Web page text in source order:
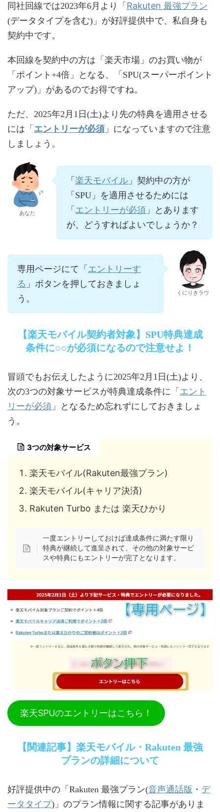
同社回線では2023年6月より「 Rakuten 最強プラン
(データタイプを含む)」が好評提供中で、私自身も
契約中です。
本回線を契約中の方は「楽天市場」のお買い物が
「ポイント+4倍」となる、「SPU(スーパーポイント
アップ)」があるのでお得ですね。
ただ、2025年2月1日(土)より先の特典を適用させる
には「 エントリーが必須 」になっていますので注意
しましょう。
あなた
「 楽天モバイル 」契約中の方が
「SPU」を適用させるためには
「 エントリーが必須 」とあります
が、どうすればよいでしょうか？
専用ページにて「 エントリーす
る 」ボタンを押しておきましょ
う。
くにりきラウ
【楽天モバイル契約者対象】SPU特典達成
条件に○○が必須になるので注意せよ！
冒頭でもお伝えしたように2025年2月1日(土)より、
次の3つの対象サービスが特典達成条件に「 エント
リーが必須 」となるため忘れずにしておきましょ
う。
3つの対象サービス
楽天モバイル(Rakuten最強プラン)
楽天モバイル(キャリア決済)
Rakuten Turbo または 楽天ひかり
一度エントリーしておけば達成条件に満たす限り
特典が継続して進呈されて、その他の対象サービ
スや特典にもエントリーが完了となります。
楽天SPUのエントリーはこちら！
【関連記事】楽天モバイル・Rakuten 最強
プランの詳細について
好評提供中の「Rakuten 最強プラン(音声通話版 ・ デ
ータタイプ)」のプラン情報に関する記事がありま